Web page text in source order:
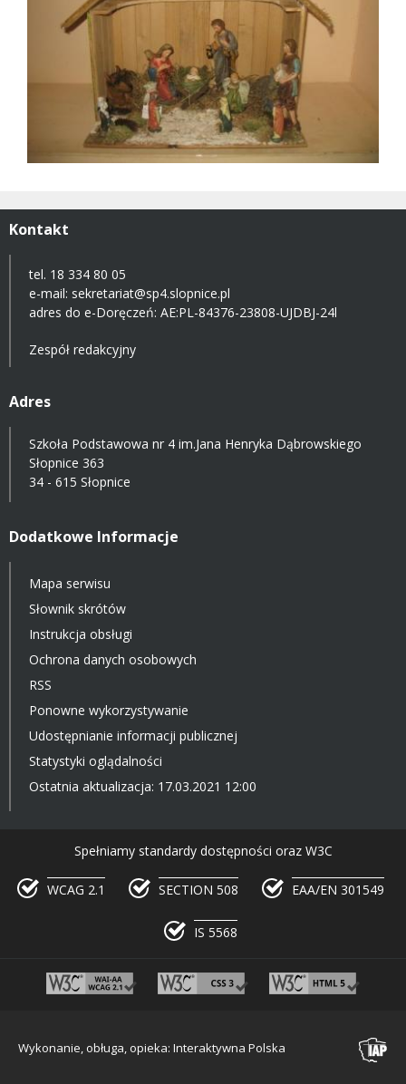
Kontakt
tel. 18 334 80 05
e-mail: sekretariat@sp4.slopnice.pl
adres do e-Doręczeń: AE:PL-84376-23808-UJDBJ-24l
Zespół redakcyjny
Adres
Szkoła Podstawowa nr 4 im.Jana Henryka Dąbrowskiego
Słopnice 363
34 - 615 Słopnice
Dodatkowe Informacje
Mapa serwisu
Słownik skrótów
Instrukcja obsługi
Ochrona danych osobowych
RSS
Ponowne wykorzystywanie
Udostępnianie informacji publicznej
Statystyki oglądalności
Ostatnia aktualizacja: 17.03.2021 12:00
Spełniamy standardy dostępności oraz W3C
WCAG 2.1 SECTION 508 EAA/EN 301549
IS 5568
Wykonanie, obługa, opieka: Interaktywna Polska